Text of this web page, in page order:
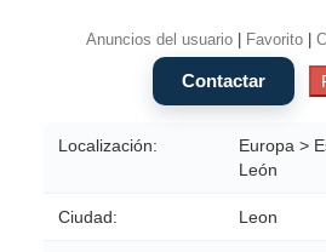
Anuncios del usuario Favorito
Localización:
Europa >
León
Ciudad: Leon